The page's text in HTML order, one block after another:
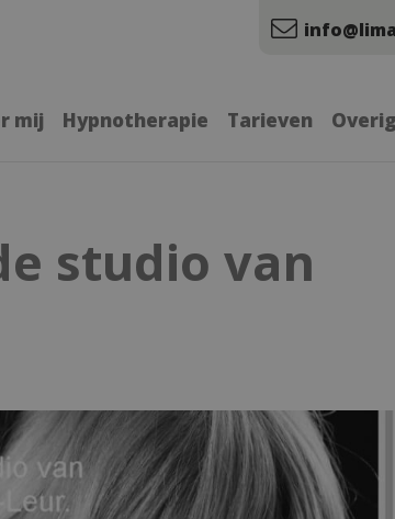
mij Hypnotherapie Tarieven
studio van